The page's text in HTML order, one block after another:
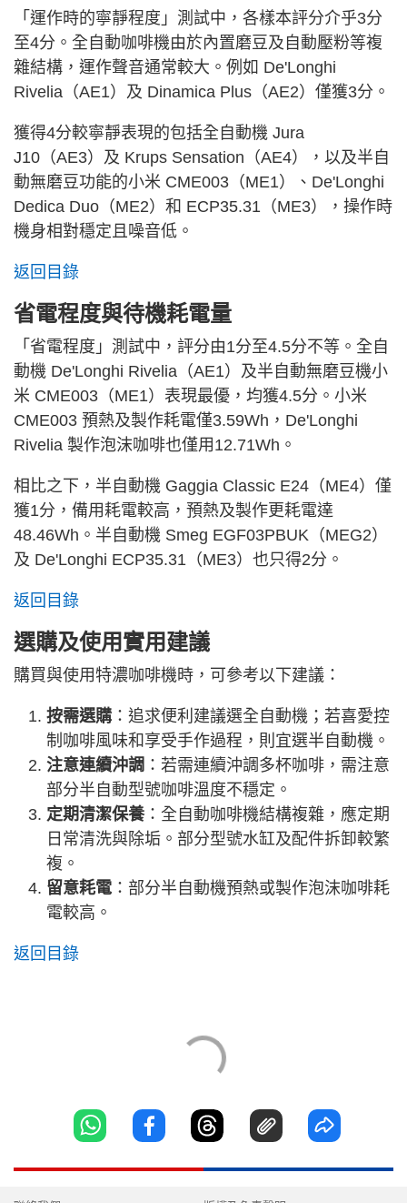
「運作時的寧靜程度」測試中，各樣本評分介乎3分
至4分。全自動咖啡機由於內置磨豆及自動壓粉等複
雜結構，運作聲音通常較大。例如 De'Longhi
Rivelia（AE1）及 Dinamica Plus（AE2）僅獲3分。
獲得4分較寧靜表現的包括全自動機 Jura
J10（AE3）及 Krups Sensation（AE4），以及半自
動無磨豆功能的小米 CME003（ME1）、De'Longhi
Dedica Duo（ME2）和 ECP35.31（ME3），操作時
機身相對穩定且噪音低。
返回目錄
省電程度與待機耗電量
「省電程度」測試中，評分由1分至4.5分不等。全自
動機 De'Longhi Rivelia（AE1）及半自動無磨豆機小
米 CME003（ME1）表現最優，均獲4.5分。小米
CME003 預熱及製作耗電僅3.59Wh，De'Longhi
Rivelia 製作泡沫咖啡也僅用12.71Wh。
相比之下，半自動機 Gaggia Classic E24（ME4）僅
獲1分，備用耗電較高，預熱及製作更耗電達
48.46Wh。半自動機 Smeg EGF03PBUK（MEG2）
及 De'Longhi ECP35.31（ME3）也只得2分。
返回目錄
選購及使用實用建議
購買與使用特濃咖啡機時，可參考以下建議：
按需選購 ：追求便利建議選全自動機；若喜愛控
制咖啡風味和享受手作過程，則宜選半自動機。
注意連續沖調 ：若需連續沖調多杯咖啡，需注意
部分半自動型號咖啡溫度不穩定。
定期清潔保養：全自動咖啡機結構複雜，應定期
日常清洗與除垢。部分型號水缸及配件拆卸較繁
複。
留意耗電 ：部分半自動機預熱或製作泡沫咖啡耗
電較高。
返回目錄